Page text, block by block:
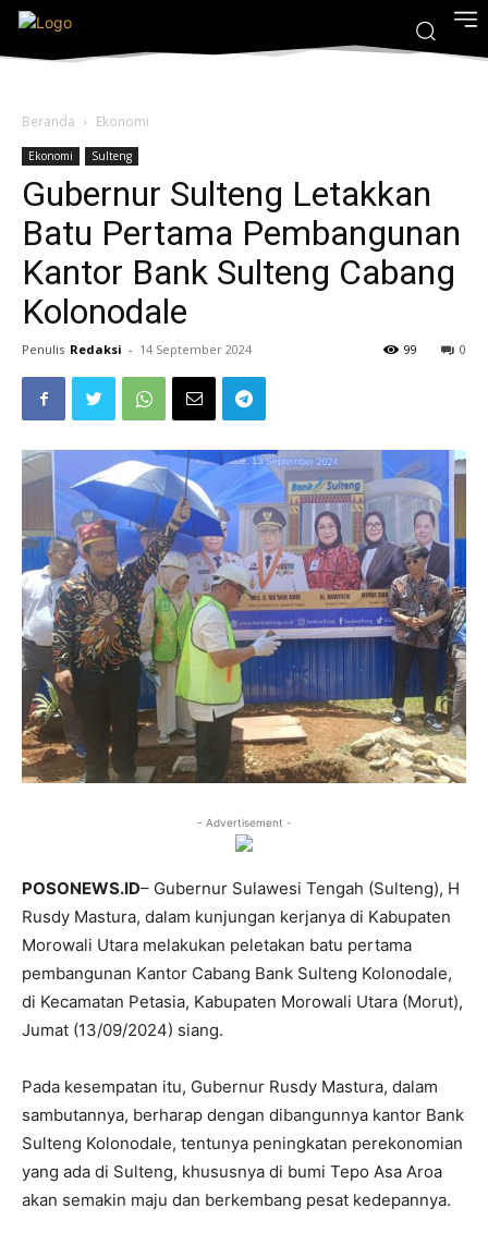
Beranda Ekonomi
Ekonomi Sulteng
Gubernur Sulteng Letakkan
Batu Pertama Pembangunan
Kantor Bank Sulteng Cabang
Kolonodale
Penulis Redaksi - 14 September 2024 0
99
- Advertisement -
POSONEWS.ID– Gubernur Sulawesi Tengah (Sulteng), H
Rusdy Mastura, dalam kunjungan kerjanya di Kabupaten
Morowali Utara melakukan peletakan batu pertama
pembangunan Kantor Cabang Bank Sulteng Kolonodale,
di Kecamatan Petasia, Kabupaten Morowali Utara (Morut),
Jumat (13/09/2024) siang.
Pada kesempatan itu, Gubernur Rusdy Mastura, dalam
sambutannya, berharap dengan dibangunnya kantor Bank
Sulteng Kolonodale, tentunya peningkatan perekonomian
yang ada di Sulteng, khususnya di bumi Tepo Asa Aroa
akan semakin maju dan berkembang pesat kedepannya.